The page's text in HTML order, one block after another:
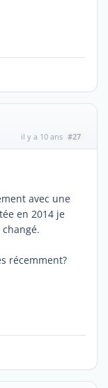
il y a 10 ans #27
avec une
en 2014 je
récemment?